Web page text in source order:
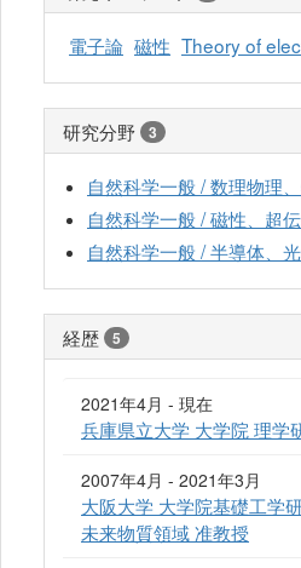
電子論 磁性 Theory of
研究分野 3
自然科学一般 / 数理物理
自然科学一般 / 磁性、超
自然科学一般 / 半導体、
経歴 5
2021年4月 - 現在
兵庫県立大学 大学院 理学
2007年4月 - 2021年3月
大阪大学 大学院基礎工学
未来物質領域 准教授